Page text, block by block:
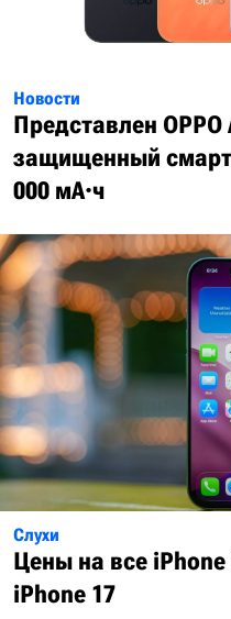
Новости
Представлен OPPO
защищенный
000 мА·ч
Слухи
Цены на все
iPhone 17